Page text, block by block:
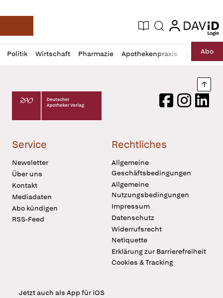
Deutsche Apotheker Zeitung
Aktuelle Ausgabe
Suche login
login
Politik Wirtschaft Pharmazie Apothekenpraxis RechtAbo
Profil
öffnen
Daz
Pur
Deutscher Apotheker Verlag Logo
FacebookInstagram
Service
Newsletter
Über uns
Kontakt
Mediadaten
Abo kündigen
RSS-Feed
Rechtliches
Allgemeine
Geschäftsbedingungen
Allgemeine
Nutzungsbedingungen
Impressum
Datenschutz
Widerrufsrecht
Netiquette
Erklärung zur Barrierefreiheit
Cookies & Tracking
Jetzt auch als App für iOS